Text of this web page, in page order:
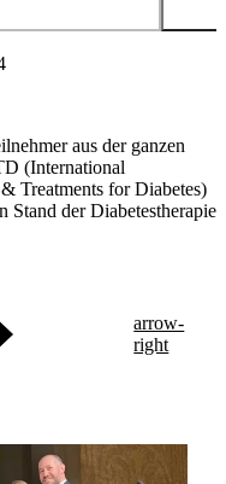
aus der ganzen
(International
Treatments for Diabetes)
Stand der Diabetestherapie
arrow-
right